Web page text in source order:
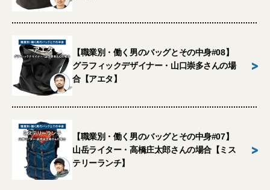
【職業別・働く男のバッグとその中身#08】
グラフィックデザイナー・山口崇多さんの場
合【アエタ】
>
【職業別・働く男のバッグとその中身#07】
山岳ライター・高橋庄太郎さんの場合【ミス
テリーランチ】
>